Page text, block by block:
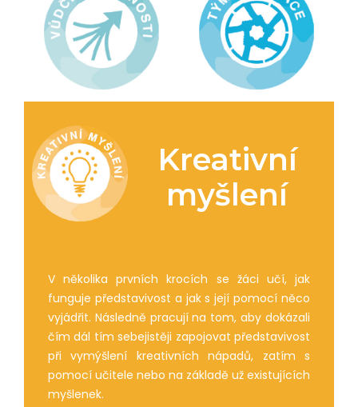
Kreativní
myšlení
V několika prvních krocích se žáci učí, jak
funguje představivost a jak s její pomocí něco
vyjádřit. Následně pracují na tom, aby dokázali
čím dál tím sebejistěji zapojovat představivost
při vymýšlení kreativních nápadů, zatím s
pomocí učitele nebo na základě už existujících
myšlenek.